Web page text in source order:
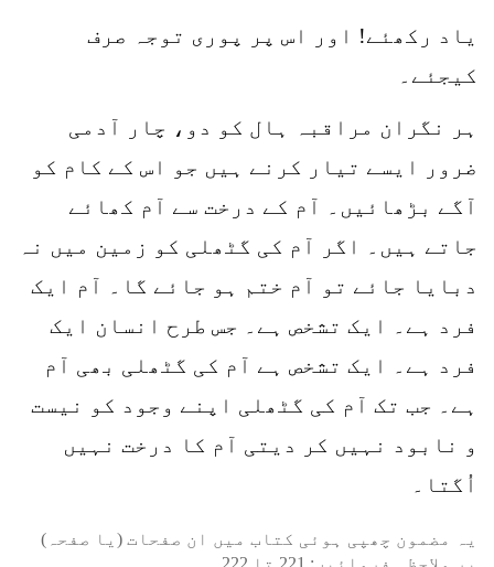
یاد رکھئے! اور اس پر پوری توجہ صرف
کیجئے۔
ہر نگران مراقبہ ہال کو دو، چار آدمی
ضرور ایسے تیار کرنے ہیں جو اس کے کام کو
آگے بڑھائیں۔ آم کے درخت سے آم کھائے
جاتے ہیں۔ اگر آم کی گٹھلی کو زمین میں نہ
دبایا جائے تو آم ختم ہو جائے گا۔ آم ایک
فرد ہے۔ ایک تشخص ہے۔ جس طرح انسان ایک
فرد ہے۔ ایک تشخص ہے آم کی گٹھلی بھی آم
ہے۔ جب تک آم کی گٹھلی اپنے وجود کو نیست
و نابود نہیں کر دیتی آم کا درخت نہیں
اُگتا۔
یہ مضمون چھپی ہوئی کتاب میں ان صفحات (یا صفحہ)
پر ملاحظہ فرمائیں: 221 تا 222